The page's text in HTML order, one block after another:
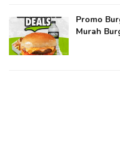
Promo
Murah